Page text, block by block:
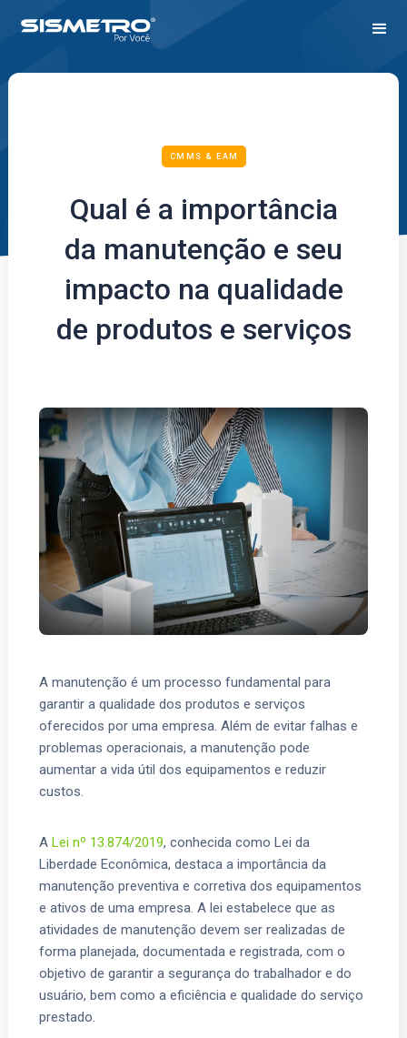
CMMS & EAM
Qual é a importância
da manutenção e seu
impacto na qualidade
de produtos e serviços
A manutenção é um processo fundamental para
garantir a qualidade dos produtos e serviços
oferecidos por uma empresa. Além de evitar falhas e
problemas operacionais, a manutenção pode
aumentar a vida útil dos equipamentos e reduzir
custos.
ALei nº 13.874/2019, conhecida como Lei da
Liberdade Econômica, destaca a importância da
manutenção preventiva e corretiva dos equipamentos
e ativos de uma empresa. A lei estabelece que as
atividades de manutenção devem ser realizadas de
forma planejada, documentada e registrada, com o
objetivo de garantir a segurança do trabalhador e do
usuário, bem como a eficiência e qualidade do serviço
prestado.